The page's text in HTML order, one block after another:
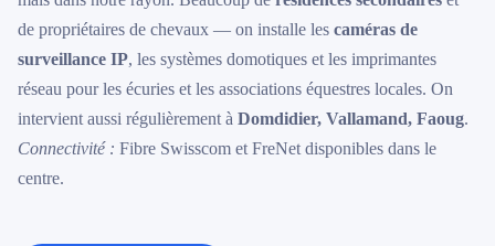
de propriétaires de chevaux — on installe les caméras de
surveillance IP, les systèmes domotiques et les imprimantes
réseau pour les écuries et les associations équestres locales. On
intervient aussi régulièrement à Domdidier, Vallamand, Faoug.
Connectivité : Fibre Swisscom et FreNet disponibles dans le
centre.